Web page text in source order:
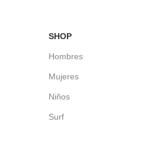
SHOP
Hombres
Mujeres
Niños
Surf